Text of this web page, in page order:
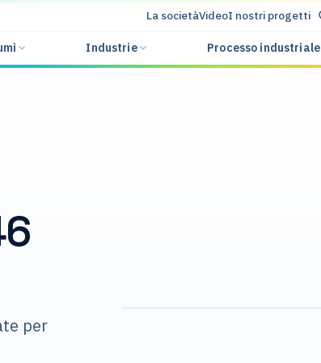
La societàVideoI nostri progetti
Industrie Processo industriale
per